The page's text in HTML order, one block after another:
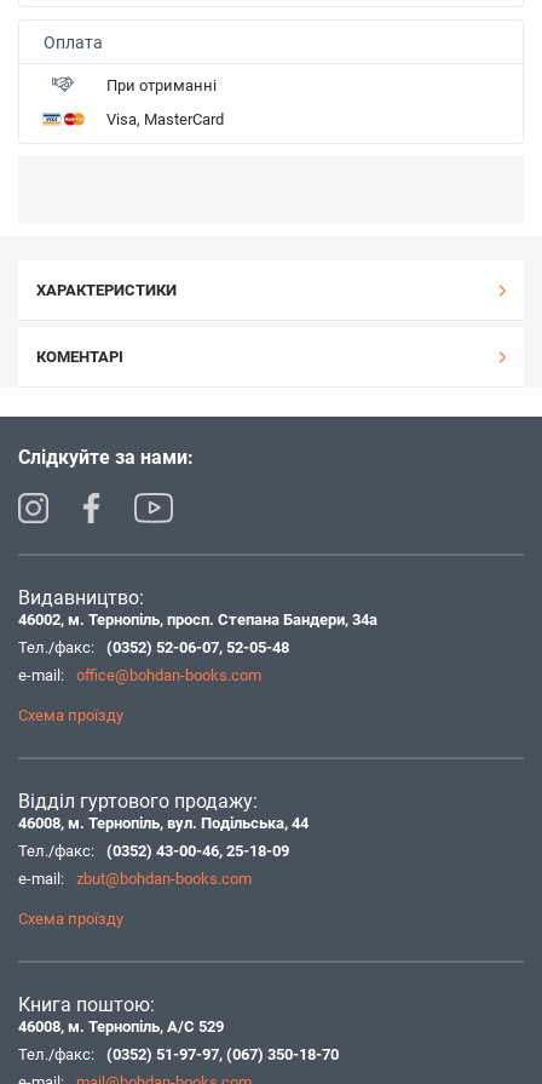
Оплата
При отриманні
Visa, MasterCard
ХАРАКТЕРИСТИКИ
КОМЕНТАРІ
Слідкуйте за нами:
Видавництво:
46002, м. Тернопіль, просп. Степана Бандери, 34а
Тел./факс:
(0352) 52-06-07, 52-05-48
e-mail:
office@bohdan-books.com
Схема проїзду
Відділ гуртового продажу:
46008, м. Тернопіль, вул. Подільська, 44
Тел./факс:
(0352) 43-00-46, 25-18-09
e-mail:
zbut@bohdan-books.com
Схема проїзду
Книга поштою:
46008, м. Тернопіль, А/С 529
Тел./факс:
(0352) 51-97-97, (067) 350-18-70